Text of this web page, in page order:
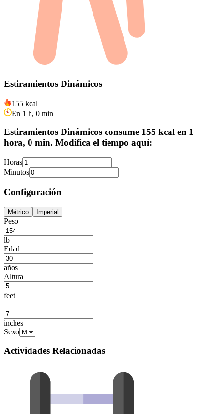
Estiramientos Dinámicos
155 kcal
En 1 h, 0 min
Estiramientos Dinámicos consume 155 kcal en 1
hora, 0 min. Modifica el tiempo aquí:
Horas
Minutos
Configuración
Métrico Imperial
Peso
lb
Edad
años
Altura
feet
inches
Sexo
Actividades Relacionadas